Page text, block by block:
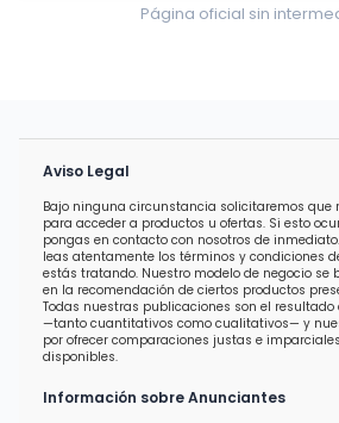
Página oficial sin
Aviso Legal
Bajo ninguna circunstancia solicitaremos que
para acceder a productos u ofertas. Si esto
pongas en contacto con nosotros de
leas atentamente los términos y condiciones
estás tratando. Nuestro modelo de negocio
en la recomendación de ciertos productos
Todas nuestras publicaciones son el
—tanto cuantitativos como cualitativos— y
por ofrecer comparaciones justas e
disponibles.
Información sobre Anunciantes